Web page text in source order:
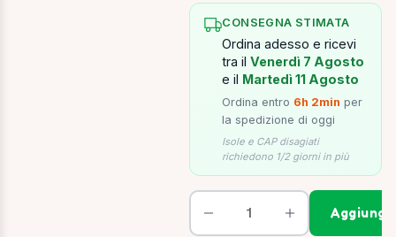
CONSEGNA STIMATA
Ordina adesso e ricevi
tra ilVenerdì 7 Agosto
e il Martedì 11 Agosto
Ordina entro 6h 2min per
la spedizione di oggi
Isole e CAP disagiati
richiedono 1/2 giorni in più